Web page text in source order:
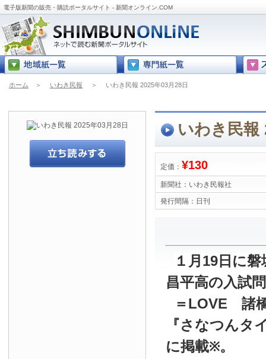
電子版新聞の販売・購読ポータルサイト - 新聞オンライン.COM
ホーム ＞ いわき民報 ＞ いわき民報 2025年03月28日
いわき民報
定価： ¥130
新聞社： いわき民報社
発行間隔： 日刊
１月19日に
昌平高の入試
＝LOVE 諸
『さなつんタ
に掲載※。